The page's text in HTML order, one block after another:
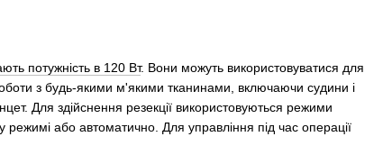
потужність в 120 Вт. Вони можуть використовуватися для
з будь-якими м'якими тканинами, включаючи судини і
Для здійснення резекції використовуються режими
або автоматично. Для управління під час операції